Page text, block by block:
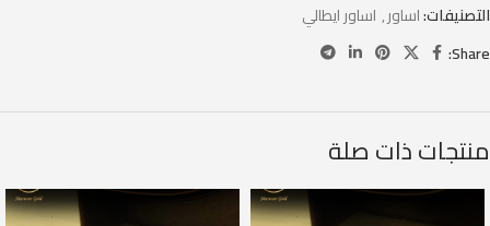
التصنيفات:اساور, اساور ايطالي
Share:
منتجات ذات صلة